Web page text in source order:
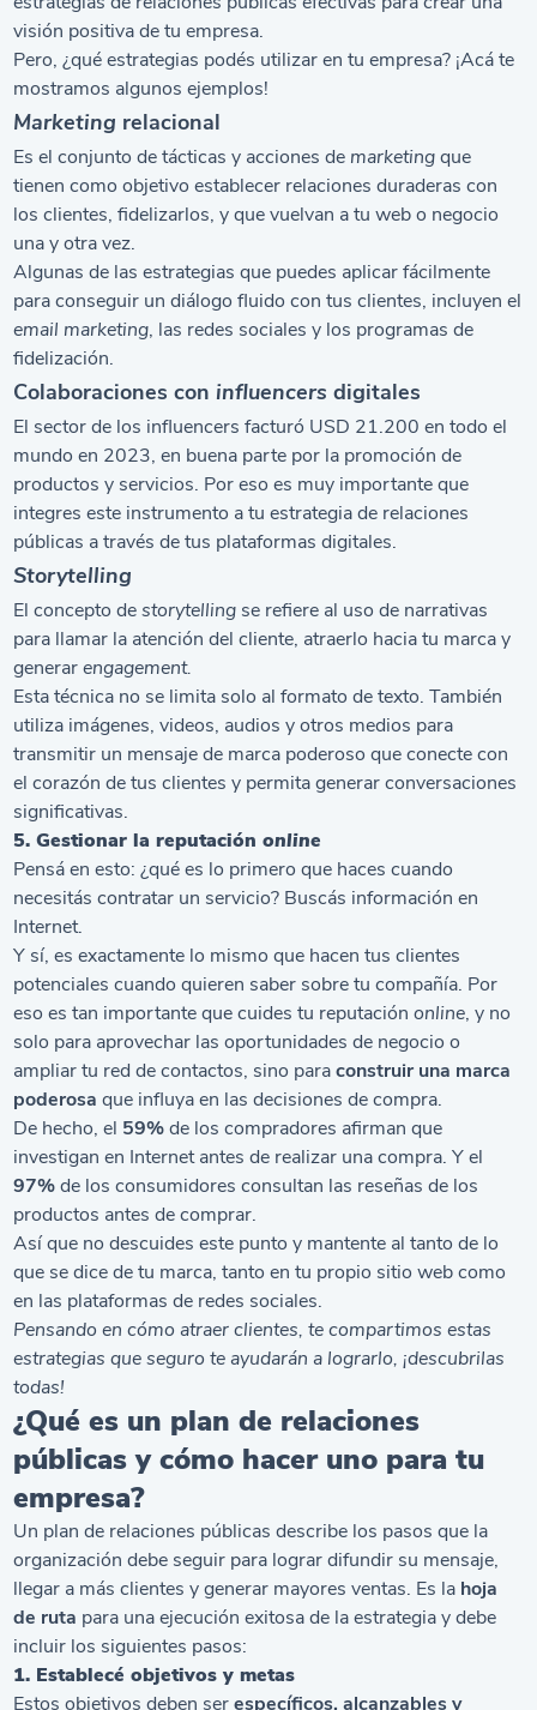
visión positiva de tu empresa.
Pero, ¿qué estrategias podés utilizar en tu empresa? ¡Acá te
mostramos algunos ejemplos!
Marketing relacional
Es el conjunto de tácticas y acciones de marketingque
tienen como objetivo establecer relaciones duraderas con
los clientes, fidelizarlos, y que vuelvan a tu web o negocio
una y otra vez.
Algunas de las estrategias que puedes aplicar fácilmente
para conseguir un diálogo fluido con tus clientes, incluyen el
email marketing, las redes sociales y los programas de
fidelización.
Colaboraciones con influencers digitales
El sector de los influencers facturó USD 21.200 en todo el
mundo en 2023, en buena parte por la promoción de
productos y servicios. Por eso es muy importante que
integres este instrumento a tu estrategia de relaciones
públicas a través de tus plataformas digitales.
Storytelling
El concepto destorytelling se refiere al uso de narrativas
para llamar la atención del cliente, atraerlo hacia tu marca y
generarengagement.
Esta técnica no se limita solo al formato de texto. También
utiliza imágenes, videos, audios y otros medios para
transmitir un mensaje de marca poderoso que conecte con
el corazón de tus clientes y permita generar conversaciones
significativas.
5. Gestionar la reputaciónonline
Pensá en esto: ¿qué es lo primero que haces cuando
necesitás contratar un servicio? Buscás información en
Internet.
Y sí, es exactamente lo mismo que hacen tus clientes
potenciales cuando quieren saber sobre tu compañía. Por
eso es tan importante que cuides tu reputaciónonline, y no
solo para aprovechar las oportunidades de negocio o
ampliar tu red de contactos, sino paraconstruir una marca
poderosa que influya en las decisiones de compra.
De hecho, el 59%de los compradores afirman que
investigan en Internet antes de realizar una compra. Y el
97%de los consumidores consultan las reseñas de los
productos antes de comprar.
Así que no descuides este punto y mantente al tanto de lo
que se dice de tu marca, tanto en tu propio sitio web como
en las plataformas de redes sociales.
Pensando encómo atraer clientes, te compartimos estas
estrategias que seguro te ayudarán a lograrlo, ¡descubrilas
todas!
¿Qué es un plan de relaciones
públicas y cómo hacer uno para tu
empresa?
Un plan de relaciones públicas describe los pasos que la
organización debe seguir para lograr difundir su mensaje,
llegar a más clientes y generar mayores ventas. Es la hoja
de ruta para una ejecución exitosa de la estrategia y debe
incluir los siguientes pasos:
1. Establecé objetivos y metas
Estos objetivos deben serespecíficos, alcanzables y